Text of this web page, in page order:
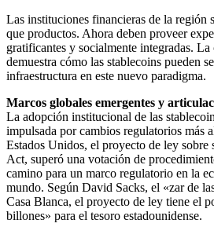
Las instituciones financieras de la región
que productos. Ahora deben proveer
gratificantes y socialmente integradas. La
demuestra cómo las stablecoins pueden
infraestructura en este nuevo paradigma.
Marcos globales emergentes y
La adopción institucional de las
impulsada por cambios regulatorios más
Estados Unidos, el proyecto de ley
Act, superó una votación de
camino para un marco regulatorio en la
mundo. Según David Sacks, el «zar de
Casa Blanca, el proyecto de ley tiene el
billones» para el tesoro estadounidense.